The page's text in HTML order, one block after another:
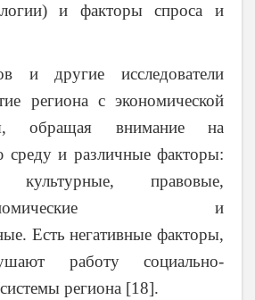
и факторы спроса и
и другие исследователи
региона с экономической
обращая внимание на
среду и различные факторы:
культурные, правовые,
экономические и
Есть негативные факторы,
работу социально-
региона [18].